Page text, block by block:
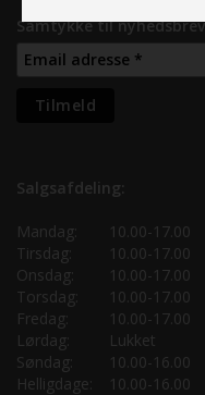
Samtykke til nyhedsbrev
Salgsafdeling:
Mandag:
10.00-17.00
Tirsdag:
10.00-17.00
Onsdag:
10.00-17.00
Torsdag:
10.00-17.00
Fredag:
10.00-17.00
Lørdag:
Lukket
Søndag:
10.00-16.00
Helligdage:
10.00-16.00